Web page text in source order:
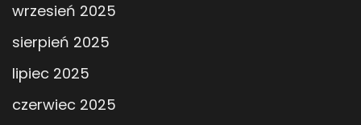
wrzesień 2025
sierpień 2025
lipiec 2025
czerwiec 2025